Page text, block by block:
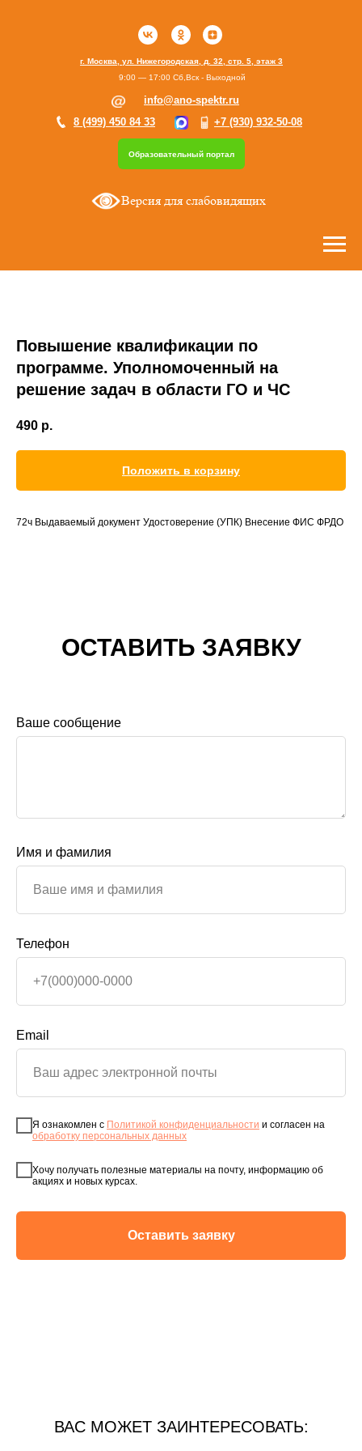
Образовательный портал
г. Москва, ул. Нижегородская, д. 32, стр. 5, этаж 3
+7 (930) 932-50-08
8 (499) 450 84 33
info@ano-spektr.ru
9:00 — 17:00 Сб,Вск - Выходной
Версия для слабовидящих
Повышение квалификации по
программе. Уполномоченный на
решение задач в области ГО и ЧС
490 р.
Положить в корзину
72ч Выдаваемый документ Удостоверение (УПК) Внесение ФИС ФРДО
ОСТАВИТЬ ЗАЯВКУ
Ваше сообщение
Имя и фамилия
Телефон
Email
Я ознакомлен с Политикой конфиденциальности и согласен на
обработку персональных данных
Хочу получать полезные материалы на почту, информацию об
акциях и новых курсах.
Оставить заявку
ВАС МОЖЕТ ЗАИНТЕРЕСОВАТЬ: